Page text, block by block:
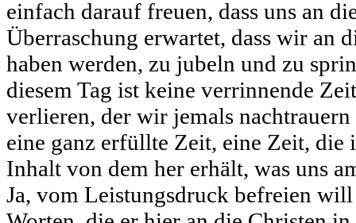
einfach darauf freuen, dass uns an
Überraschung erwartet, dass wir an
haben werden, zu jubeln und zu
diesem Tag ist keine verrinnende
verlieren, der wir jemals nachtrauern
eine ganz erfüllte Zeit, eine Zeit, die
Inhalt von dem her erhält, was uns
Ja, vom Leistungsdruck befreien